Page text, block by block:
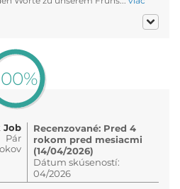
Job
Pár
Recenzované: Pred 4
rokom pred mesiacmi
(14/04/2026)
Dátum skúseností:
04/2026